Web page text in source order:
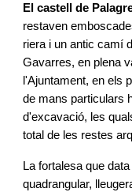
El castell de
restaven
riera i un antic camí
Gavarres, en plena
l'Ajuntament, en els
de mans particulars
d'excavació, les
total de les restes
La fortalesa que
quadrangular,